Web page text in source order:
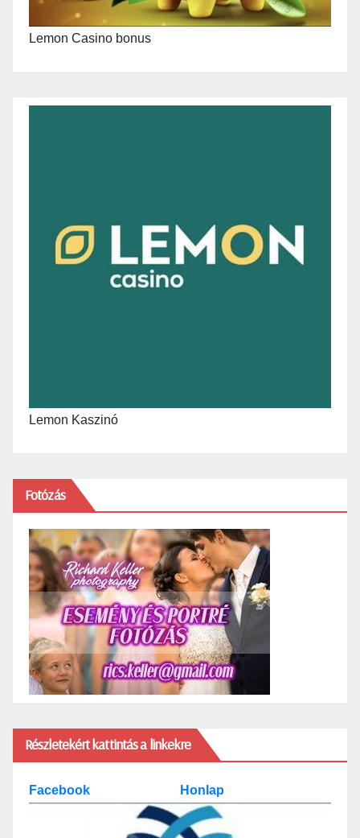
Lemon Casino bonus
Lemon Kaszinó
Fotózás
Részletekért kattintás a linkekre
Facebook Honlap